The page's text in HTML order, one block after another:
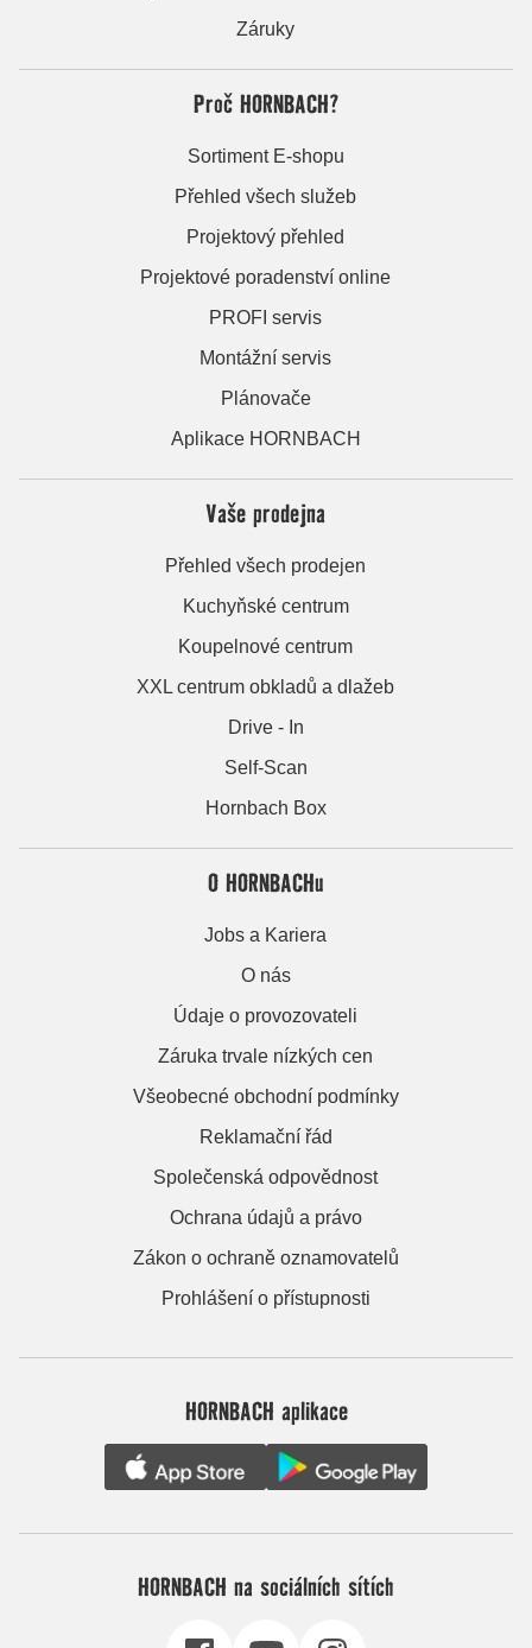
Záruky
Proč HORNBACH?
Sortiment E-shopu
Přehled všech služeb
Projektový přehled
Projektové poradenství online
PROFI servis
Montážní servis
Plánovače
Aplikace HORNBACH
Vaše prodejna
Přehled všech prodejen
Kuchyňské centrum
Koupelnové centrum
XXL centrum obkladů a dlažeb
Drive - In
Self-Scan
Hornbach Box
O HORNBACHu
Jobs a Kariera
O nás
Údaje o provozovateli
Záruka trvale nízkých cen
Všeobecné obchodní podmínky
Reklamační řád
Společenská odpovědnost
Ochrana údajů a právo
Zákon o ochraně oznamovatelů
Prohlášení o přístupnosti
HORNBACH aplikace
HORNBACH na sociálních sítích